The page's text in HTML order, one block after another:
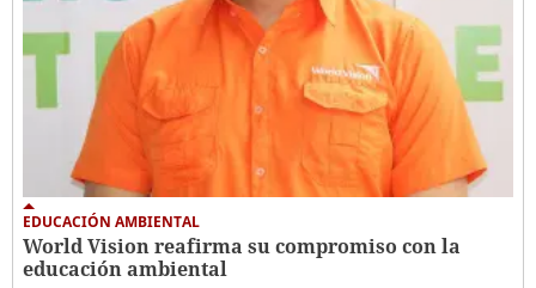
EDUCACIÓN AMBIENTAL
World Vision reafirma su compromiso con la
educación ambiental